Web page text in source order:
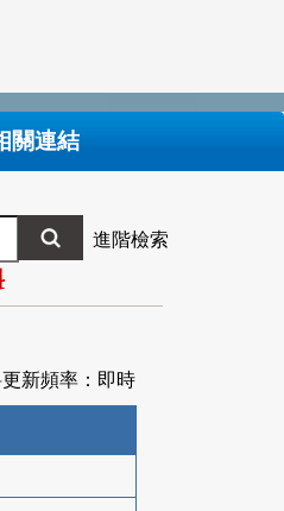
關連結
進階檢索
新頻率：即時